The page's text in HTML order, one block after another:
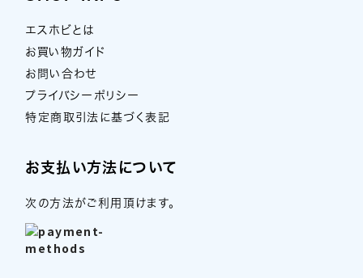
エスホビとは
お買い物ガイド
お問い合わせ
プライバシーポリシー
特定商取引法に基づく表記
お支払い方法について
次の方法がご利用頂けます。